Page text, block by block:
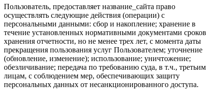
Пользователь, предоставляет название_сайта право
осуществлять следующие действия (операции) с
персональными данными: сбор и накопление; хранение в
течение установленных нормативными документами сроков
хранения отчетности, но не менее трех лет, с момента даты
прекращения пользования услуг Пользователем; уточнение
(обновление, изменение); использование; уничтожение;
обезличивание; передача по требованию суда, в т.ч., третьим
лицам, с соблюдением мер, обеспечивающих защиту
персональных данных от несанкционированного доступа.